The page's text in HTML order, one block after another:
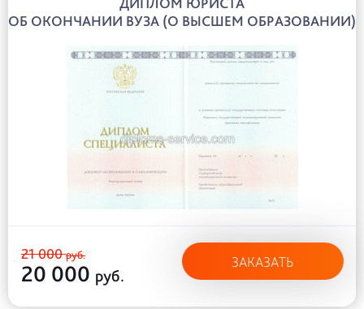
ОБ ОКОНЧАНИИ ВУЗА (О ВЫСШЕМ ОБРАЗОВАНИИ)
21 000руб.
20 000 руб.
ЗАКАЗАТЬ